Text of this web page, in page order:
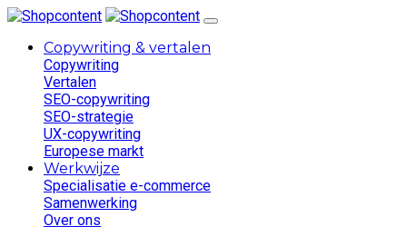
Copywriting & vertalen
Copywriting
Vertalen
SEO-copywriting
SEO-strategie
UX-copywriting
Europese markt
Werkwijze
Specialisatie e-commerce
Samenwerking
Over ons